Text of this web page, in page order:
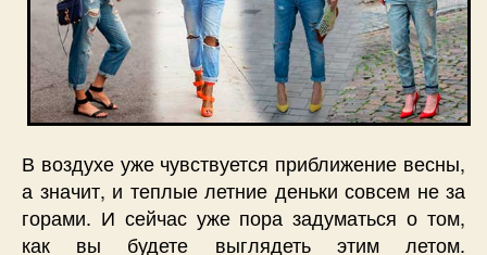
В воздухе уже чувствуется приближение весны,
а значит, и теплые летние деньки совсем не за
горами. И сейчас уже пора задуматься о том,
как вы будете выглядеть этим летом.